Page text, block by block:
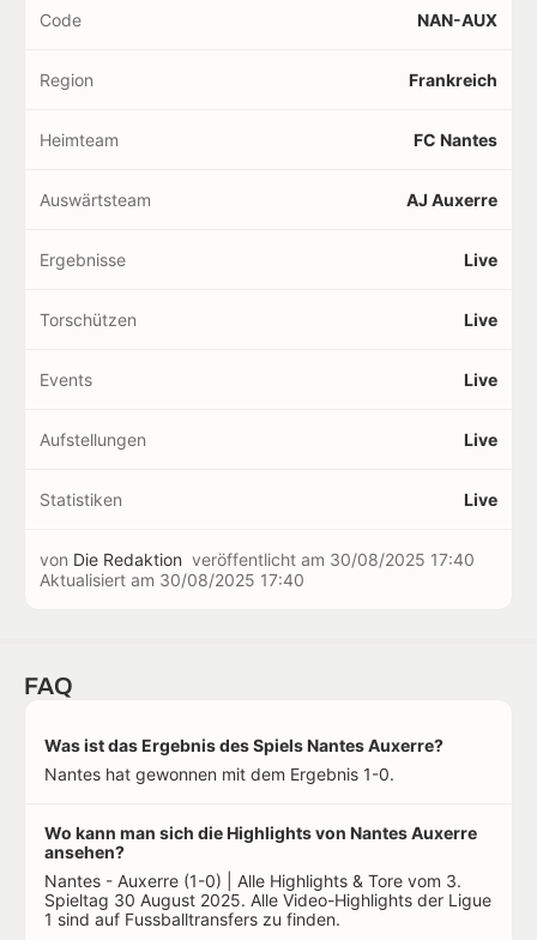
Code NAN-AUX
Region Frankreich
Heimteam FC Nantes
Auswärtsteam AJ Auxerre
Ergebnisse Live
Torschützen Live
Events Live
Aufstellungen Live
Statistiken Live
von Die Redaktion veröffentlicht am 30/08/2025 17:40
Aktualisiert am 30/08/2025 17:40
FAQ
Was ist das Ergebnis des Spiels Nantes Auxerre?
Nantes hat gewonnen mit dem Ergebnis 1-0.
Wo kann man sich die Highlights von Nantes Auxerre
ansehen?
Nantes - Auxerre (1-0) | Alle Highlights & Tore vom 3.
Spieltag 30 August 2025. Alle Video-Highlights der Ligue
1 sind auf Fussballtransfers zu finden.